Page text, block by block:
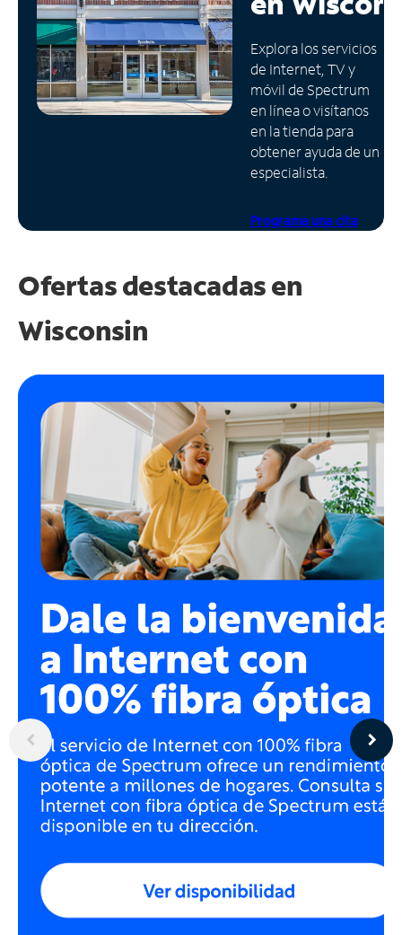
Administrar
cuenta
Encuentra
una
tienda
Explora los servicios
de Internet, TV y
móvil de Spectrum
en línea o visítanos
en la tienda para
obtener ayuda de un
especialista.
Programa una cita
Ofertas destacadas en
Wisconsin